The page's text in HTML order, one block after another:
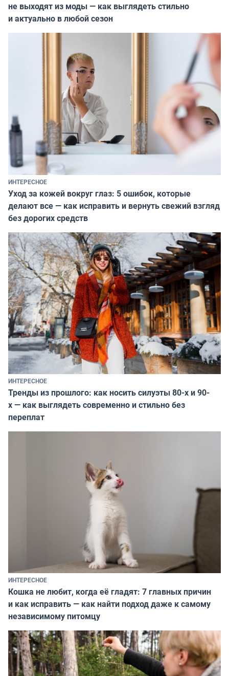
не выходят из моды — как выглядеть стильно
и актуально в любой сезон
ИНТЕРЕСНОЕ
Уход за кожей вокруг глаз: 5 ошибок, которые
делают все — как исправить и вернуть свежий взгляд
без дорогих средств
ИНТЕРЕСНОЕ
Тренды из прошлого: как носить силуэты 80-х и 90-
х — как выглядеть современно и стильно без
переплат
ИНТЕРЕСНОЕ
Кошка не любит, когда её гладят: 7 главных причин
и как исправить — как найти подход даже к самому
независимому питомцу